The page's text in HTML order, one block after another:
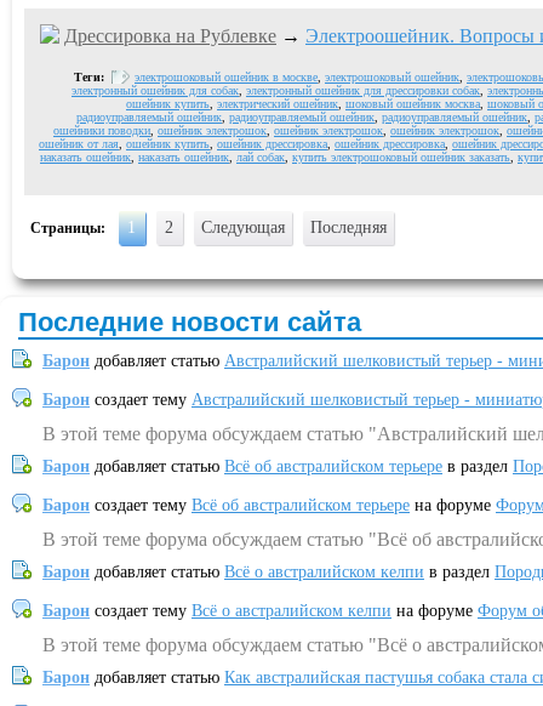
Дрессировка на Рублевке → Электроошейник. Вопросы
Теги: электрошоковый ошейник в москве электрошоковый ошейник
электронный ошейник для собак электронный ошейник для дрессировки собак
ошейник купить электрический ошейник шоковый ошейник москва шоковый
радиоуправляемый ошейник радиоуправляемый ошейник радиоуправляемый ошейник
ошейники поводки ошейник электрошок ошейник электрошок ошейник электрошок
ошейник от лая ошейник купить ошейник дрессировка ошейник дрессировка ошейник
наказать ошейник наказать ошейник лай собак купить электрошоковый ошейник заказать
Страницы: 1 2 Следующая Последняя
Последние новости сайта
Барон добавляет статью Австралийский шелковистый терьер -
Барон создает тему Австралийский шелковистый терьер -
В этой теме форума обсуждаем статью "Австралийский
Барон добавляет статью Всё об австралийском терьере в раздел
Барон создает тему Всё об австралийском терьере на форуме
В этой теме форума обсуждаем статью "Всё об
Барон добавляет статью Всё о австралийском келпи в раздел
Барон создает тему Всё о австралийском келпи на форуме Форум
В этой теме форума обсуждаем статью "Всё о
Барон добавляет статью Как австралийская пастушья собака